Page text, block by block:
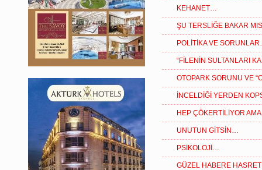
KEHANET…
ŞU TERSLİĞE BAKAR
POLİTİKA VE
“FİLENİN SULTANLARI
OTOPARK SORUNU VE
İNCELDİĞİ YERDEN
HEP ÇÖKERTİLİYOR
UNUTUN GİTSİN…
PSİKOLOJİ…
GÜZEL HABERE